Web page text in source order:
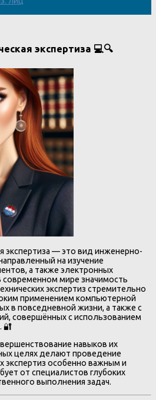
экспертиза 💻🔍
экспертиза — это вид инженерно-
на изучение
а также электронных
мире значимость
экспертиз стремительно
применением компьютерной
в повседневной жизни, а также с
совершённых с использованием
🔐
навыков их
целях делают проведение
экспертиз особенно важным и
от специалистов глубоких
выполнения задач.